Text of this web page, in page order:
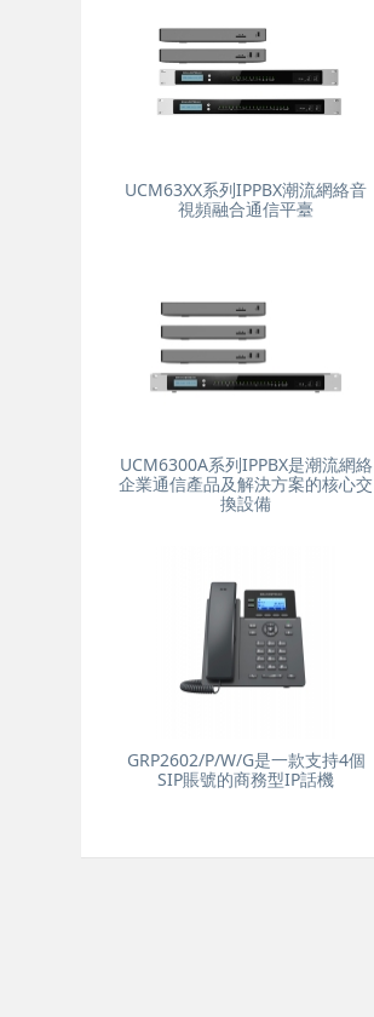
UCM63XX系列IPPBX潮流網絡音
視頻融合通信平臺
UCM6300A系列IPPBX是潮流網絡
企業通信產品及解決方案的核心交
換設備
GRP2602/P/W/G是一款支持4個
SIP賬號的商務型IP話機